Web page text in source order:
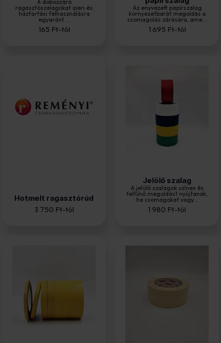
A dobozzáró
ragasztószalagokat ipari és
háztartási felhasználásra
egyaránt ...
165 Ft-tól
Az enyvezett papírszalag
környezetbarát megoldás a
csomagolás zárására, ame...
1 695 Ft-tól
Hotmelt ragasztórúd
3 750 Ft-tól
Jelölő szalag
A jelölő szalagok színes és
feltűnő megoldást nyújtanak,
ha csomagokat vagy...
1 980 Ft-tól